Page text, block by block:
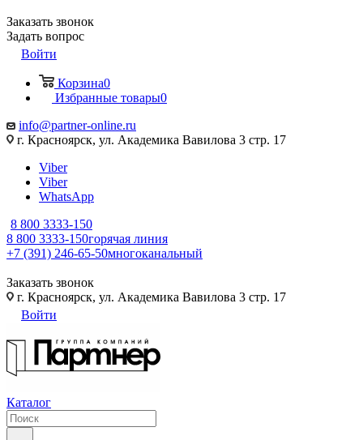
Заказать звонок
Задать вопрос
Войти
Корзина0
Избранные товары0
info@partner-online.ru
г. Красноярск, ул. Академика Вавилова 3 стр. 17
Viber
Viber
WhatsApp
8 800 3333-150
8 800 3333-150горячая линия
+7 (391) 246-65-50многоканальный
Заказать звонок
г. Красноярск, ул. Академика Вавилова 3 стр. 17
Войти
Каталог